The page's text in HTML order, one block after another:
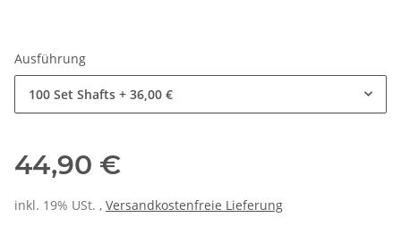
Ausführung
100 Set Shafts + 36,00 €
44,90 €
inkl. 19% USt. , Versandkostenfreie Lieferung